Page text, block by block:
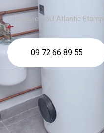
chaudière fioul Atlantic
09 72 66 89 55